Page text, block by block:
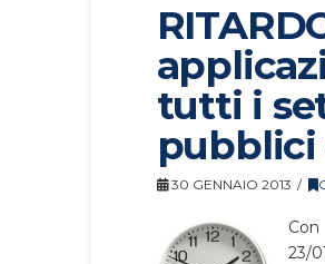
tutti i
pubblici
30 GENNAIO 2013
23/